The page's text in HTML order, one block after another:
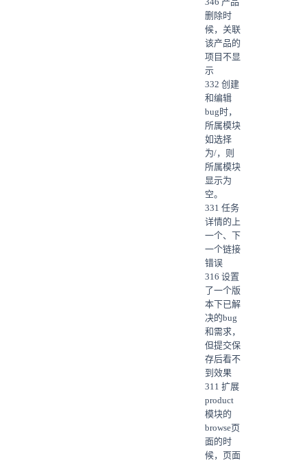
删除时
候，关联
该产品的
项目不显
示
332 创建
和编辑
bug时，
所属模块
如选择
为/，则
所属模块
显示为
空。
331 任务
详情的上
一个、下
一个链接
错误
316 设置
了一个版
本下已解
决的bug
和需求，
但提交保
存后看不
到效果
311 扩展
product
模块的
browse页
面的时
候，页面